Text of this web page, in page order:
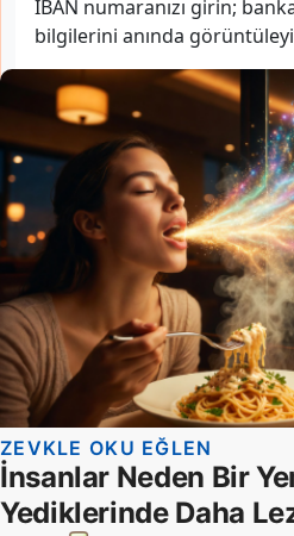
IBAN numaranızı girin;
bilgilerini anında